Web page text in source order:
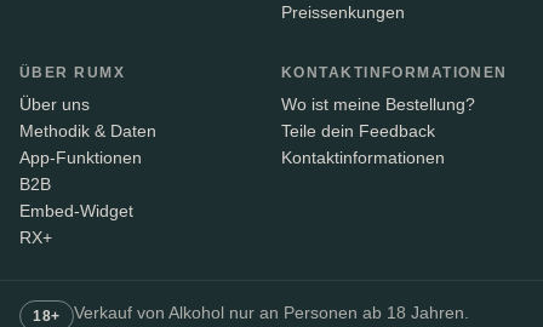
Preissenkungen
ÜBER RUMX
Über uns
Methodik & Daten
App-Funktionen
B2B
Embed-Widget
RX+
KONTAKTINFORMATIONEN
Wo ist meine Bestellung?
Teile dein Feedback
Kontaktinformationen
18+ Verkauf von Alkohol nur an Personen ab 18 Jahren.